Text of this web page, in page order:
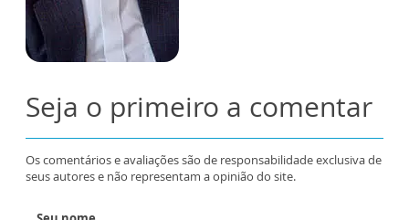
Seja o primeiro a comentar
Os comentários e avaliações são de responsabilidade exclusiva de
seus autores e não representam a opinião do site.